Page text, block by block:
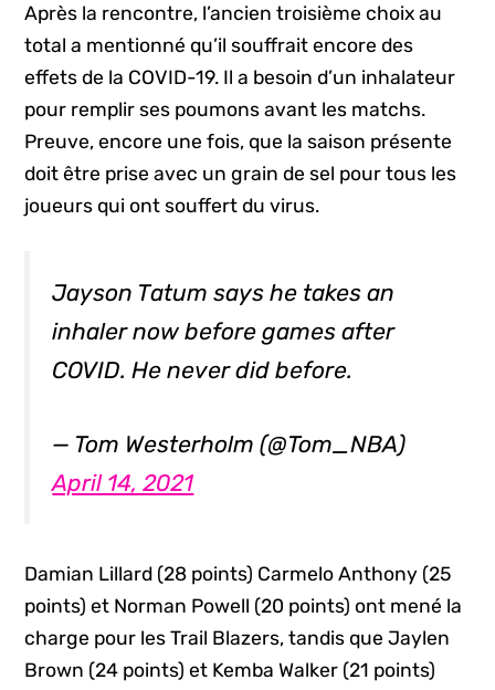
Après la rencontre, l’ancien troisième choix au
total a mentionné qu’il souffrait encore des
effets de la COVID-19. Il a besoin d’un inhalateur
pour remplir ses poumons avant les matchs.
Preuve, encore une fois, que la saison présente
doit être prise avec un grain de sel pour tous les
joueurs qui ont souffert du virus.
Jayson Tatum says he takes an
inhaler now before games after
COVID. He never did before.
— Tom Westerholm (@Tom_NBA)
April 14, 2021
Damian Lillard (28 points) Carmelo Anthony (25
points) et Norman Powell (20 points) ont mené la
charge pour les Trail Blazers, tandis que Jaylen
Brown (24 points) et Kemba Walker (21 points)